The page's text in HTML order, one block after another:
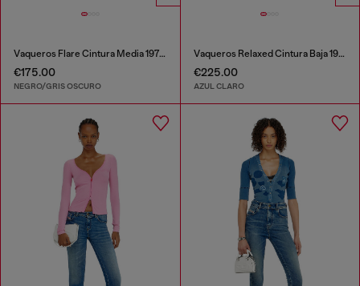
Vaqueros Flare Cintura Media 1978 D-Akemi
€175.00
NEGRO/GRIS OSCURO
Vaqueros Relaxed Cintura Baja 1996 D-Sire
€225.00
AZUL CLARO